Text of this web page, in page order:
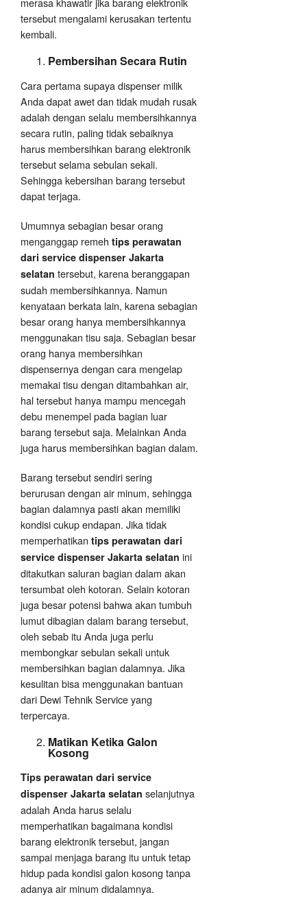
tersebut mengalami kerusakan tertentu
kembali.
Pembersihan Secara Rutin
Cara pertama supaya dispenser milik
Anda dapat awet dan tidak mudah rusak
adalah dengan selalu membersihkannya
secara rutin, paling tidak sebaiknya
harus membersihkan barang elektronik
tersebut selama sebulan sekali.
Sehingga kebersihan barang tersebut
dapat terjaga.
Umumnya sebagian besar orang
menganggap remeh tips perawatan
dari service dispenser Jakarta
selatan tersebut, karena beranggapan
sudah membersihkannya. Namun
kenyataan berkata lain, karena sebagian
besar orang hanya membersihkannya
menggunakan tisu saja. Sebagian besar
orang hanya membersihkan
dispensernya dengan cara mengelap
memakai tisu dengan ditambahkan air,
hal tersebut hanya mampu mencegah
debu menempel pada bagian luar
barang tersebut saja. Melainkan Anda
juga harus membersihkan bagian dalam.
Barang tersebut sendiri sering
berurusan dengan air minum, sehingga
bagian dalamnya pasti akan memiliki
kondisi cukup endapan. Jika tidak
memperhatikan tips perawatan dari
service dispenser Jakarta selatan ini
ditakutkan saluran bagian dalam akan
tersumbat oleh kotoran. Selain kotoran
juga besar potensi bahwa akan tumbuh
lumut dibagian dalam barang tersebut,
oleh sebab itu Anda juga perlu
membongkar sebulan sekali untuk
membersihkan bagian dalamnya. Jika
kesulitan bisa menggunakan bantuan
dari Dewi Tehnik Service yang
terpercaya.
Matikan Ketika Galon
Kosong
Tips perawatan dari service
dispenser Jakarta selatan selanjutnya
adalah Anda harus selalu
memperhatikan bagaimana kondisi
barang elektronik tersebut, jangan
sampai menjaga barang itu untuk tetap
hidup pada kondisi galon kosong tanpa
adanya air minum didalamnya.